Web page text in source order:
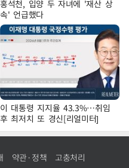
홍석천, 입양 두 자녀에 '재산 상
속' 언급했다
이 대통령 지지율 43.3%…취임
후 최저치 또 경신[리얼미터]
약관·정책 고충처리